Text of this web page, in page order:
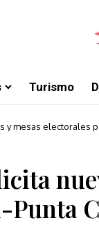
Turismo
mesas electorales
Punta